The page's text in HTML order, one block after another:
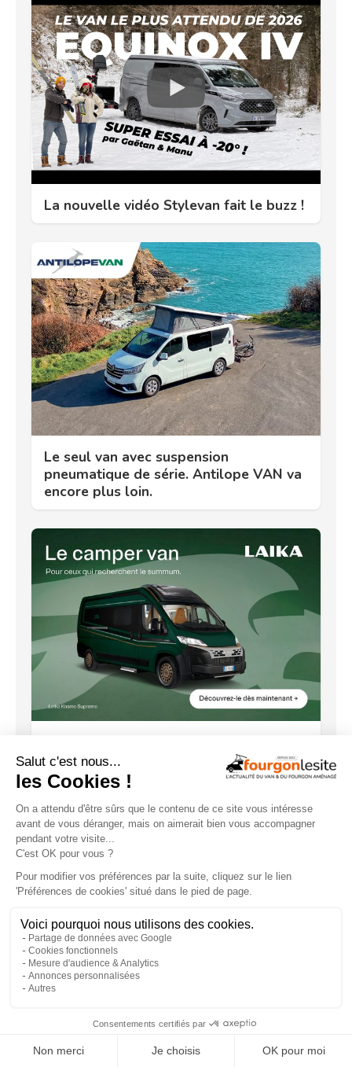
La nouvelle vidéo Stylevan fait le buzz !
Le seul van avec suspension
pneumatique de série. Antilope VAN va
encore plus loin.
fourgon Laïka !
peut-il tout changer ?